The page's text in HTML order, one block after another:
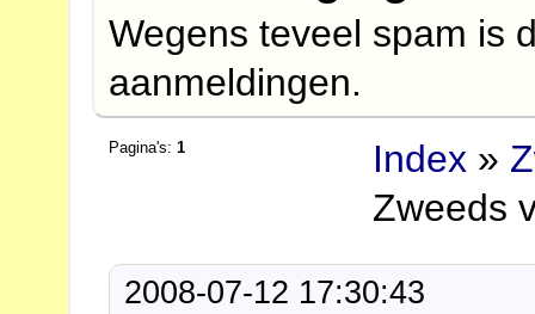
Wegens teveel spam is
aanmeldingen.
Pagina's:1 Index »
Zweeds
2008-07-12 17:30:43